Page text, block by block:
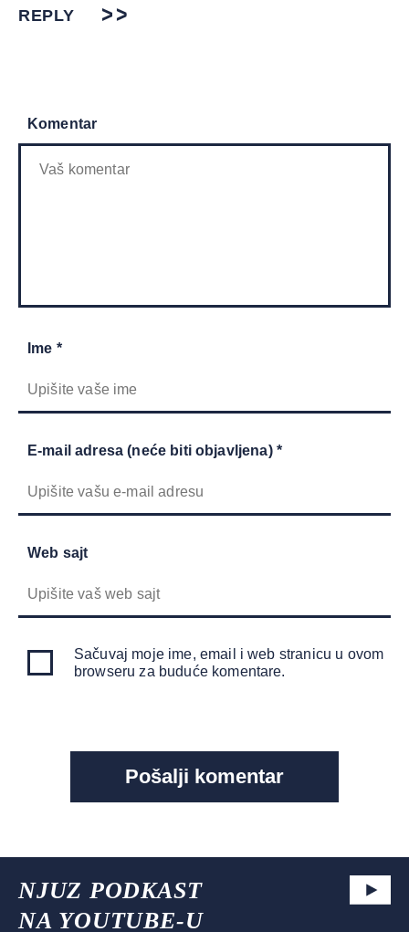
REPLY
Komentar
Ime *
E-mail adresa (neće biti objavljena) *
Web sajt
Sačuvaj moje ime, email i web stranicu u ovom
browseru za buduće komentare.
NJUZ PODKAST
NA YOUTUBE-U